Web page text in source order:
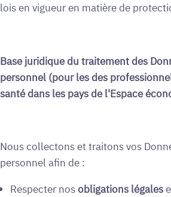
lois en vigueur en matière de
Base juridique du traitement des
personnel (pour les des
santé dans les pays de l'Espace
Nous collectons et traitons vos
personnel afin de :
Respecter nosobligations légales